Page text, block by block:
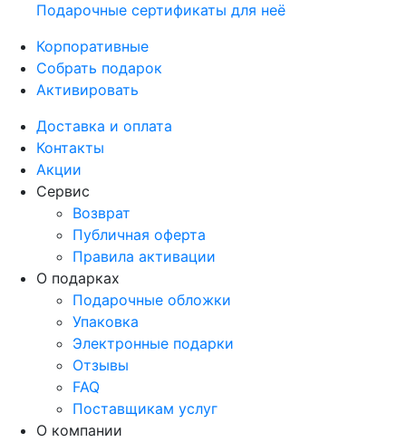
Подарочные сертификаты для неё
Корпоративные
Собрать подарок
Активировать
Доставка и оплата
Контакты
Акции
Сервис
Возврат
Публичная оферта
Правила активации
О подарках
Подарочные обложки
Упаковка
Электронные подарки
Отзывы
FAQ
Поставщикам услуг
О компании